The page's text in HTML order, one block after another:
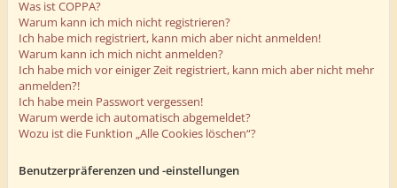
Was ist COPPA?
Warum kann ich mich nicht registrieren?
Ich habe mich registriert, kann mich aber nicht anmelden!
Warum kann ich mich nicht anmelden?
Ich habe mich vor einiger Zeit registriert, kann mich aber nicht mehr
anmelden?!
Ich habe mein Passwort vergessen!
Warum werde ich automatisch abgemeldet?
Wozu ist die Funktion „Alle Cookies löschen“?
Benutzerpräferenzen und -einstellungen